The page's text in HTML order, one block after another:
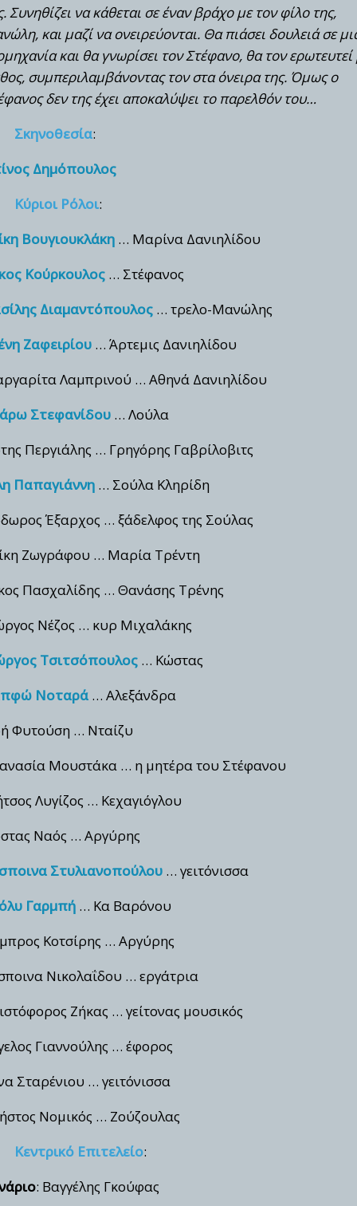
Συνηθίζει να κάθεται σε έναν βράχο με τον φίλο της,
και μαζί να ονειρεύονται. Θα πιάσει δουλειά σε
και θα γνωρίσει τον Στέφανο, θα τον ερωτευτεί
συμπεριλαμβάνοντας τον στα όνειρα της. Όμως ο
δεν της έχει αποκαλύψει το παρελθόν του…
Σκηνοθεσία:
Δημόπουλος
Κύριοι Ρόλοι:
Βουγιουκλάκη … Μαρίνα Δανιηλίδου
Κούρκουλος … Στέφανος
Διαμαντόπουλος … τρελο-Μανώλης
Ζαφειρίου … Άρτεμις Δανιηλίδου
Λαμπρινού … Αθηνά Δανιηλίδου
Στεφανίδου … Λούλα
Περγιάλης … Γρηγόρης Γαβρίλοβιτς
Παπαγιάννη … Σούλα Κληρίδη
Έξαρχος … ξάδελφος της Σούλας
Ζωγράφου … Μαρία Τρέντη
Πασχαλίδης … Θανάσης Τρένης
Νέζος … κυρ Μιχαλάκης
Τσιτσόπουλος … Κώστας
Νοταρά … Αλεξάνδρα
Φυτούση … Νταίζυ
Μουστάκα … η μητέρα του Στέφανου
Λυγίζος … Κεχαγιόγλου
Ναός … Αργύρης
Στυλιανοπούλου … γειτόνισσα
Γαρμπή … Κα Βαρόνου
Κοτσίρης … Αργύρης
Νικολαΐδου … εργάτρια
Ζήκας … γείτονας μουσικός
Γιαννούλης … έφορος
Σταρένιου … γειτόνισσα
Νομικός … Ζούζουλας
Κεντρικό Επιτελείο:
: Βαγγέλης Γκούφας